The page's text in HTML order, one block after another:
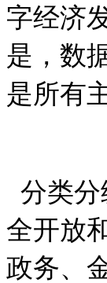
字经济
是，数
是所有
分类
全开放
政务、